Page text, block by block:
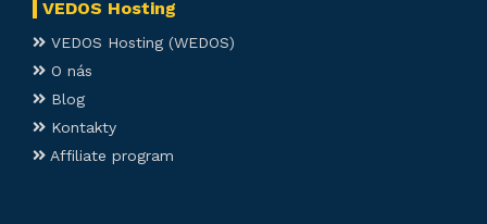
VEDOS Hosting
VEDOS Hosting (WEDOS)
O nás
Blog
Kontakty
Affiliate program